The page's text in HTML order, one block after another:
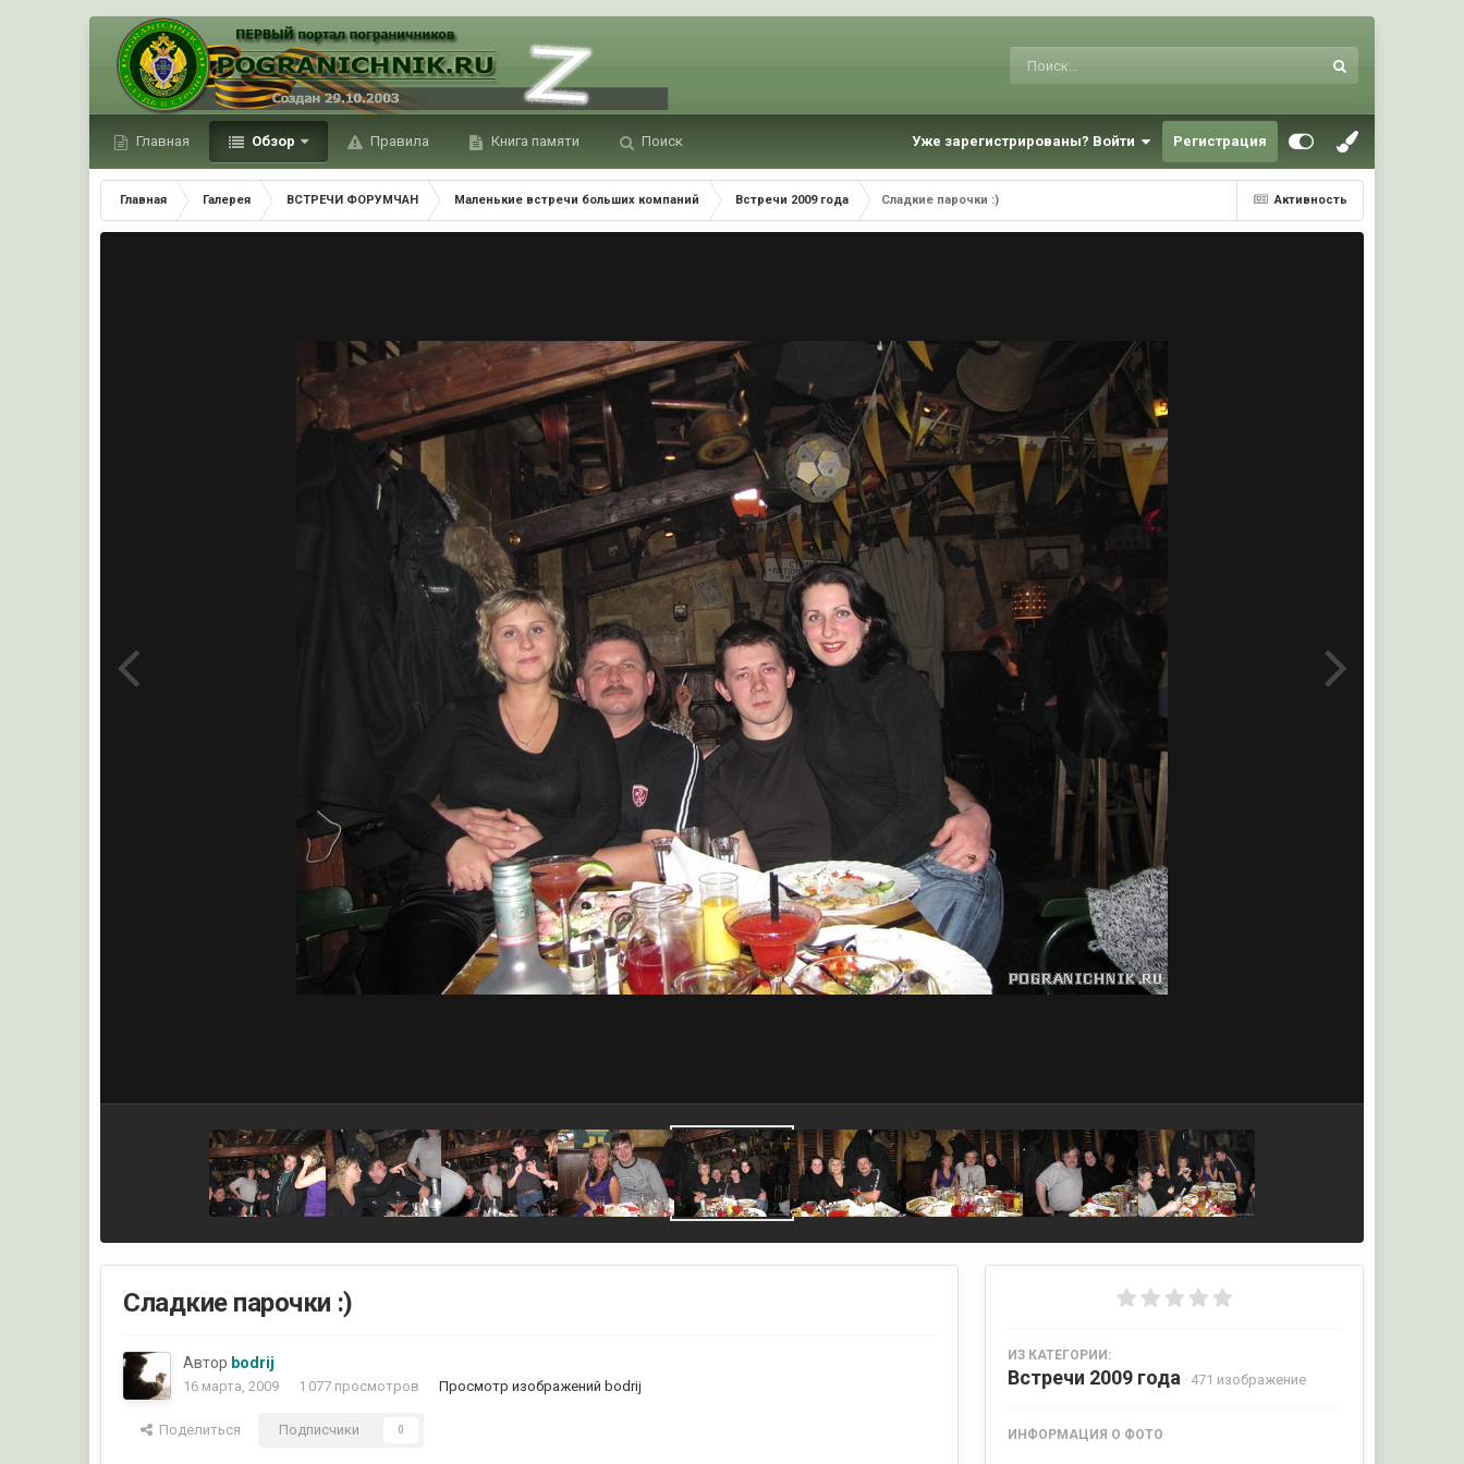
Главная Обзор Правила Книга памяти Поиск Уже зарегистрированы? Войти Регистрация
Активность
Главная Галерея ВСТРЕЧИ ФОРУМЧАН Маленькие встречи больших компаний Встречи 2009 года Сладкие парочки :)
Сладкие парочки :)
Автор bodrij
16 марта, 2009 1 077 просмотров Просмотр изображений bodrij
Поделиться Подписчики 0
ИЗ КАТЕГОРИИ:
Встречи 2009 года · 471 изображение
ИНФОРМАЦИЯ О ФОТО